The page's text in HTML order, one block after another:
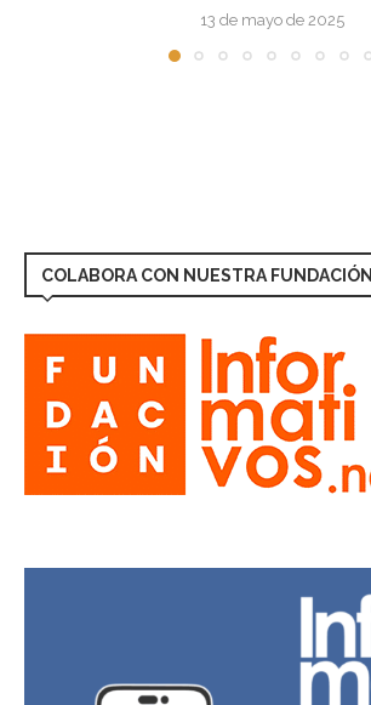
9 de noviembre de 2021
COLABORA CON NUESTRA FUNDACIÓN